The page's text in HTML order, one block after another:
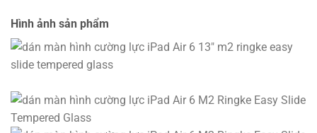
Hình ảnh sản phẩm